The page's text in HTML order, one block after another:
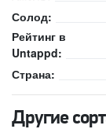
Солод:
Рейтинг в
Untappd:
Страна:
Другие